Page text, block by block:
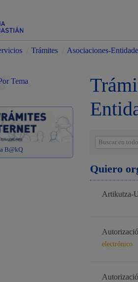
y asuntos personales
Trámites Asociaciones-
Tema
B@kQ
Quiero
Artikutza-
electrónico